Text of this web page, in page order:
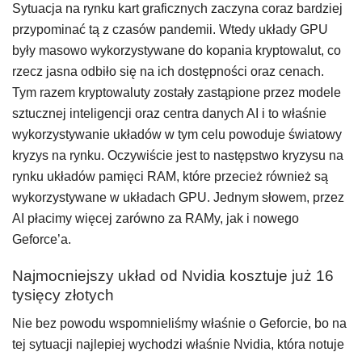
Sytuacja na rynku kart graficznych zaczyna coraz bardziej
przypominać tą z czasów pandemii. Wtedy układy GPU
były masowo wykorzystywane do kopania kryptowalut, co
rzecz jasna odbiło się na ich dostępności oraz cenach.
Tym razem kryptowaluty zostały zastąpione przez modele
sztucznej inteligencji oraz centra danych AI i to właśnie
wykorzystywanie układów w tym celu powoduje światowy
kryzys na rynku. Oczywiście jest to następstwo kryzysu na
rynku układów pamięci RAM, które przecież również są
wykorzystywane w układach GPU. Jednym słowem, przez
AI płacimy więcej zarówno za RAMy, jak i nowego
Geforce’a.
Najmocniejszy układ od Nvidia kosztuje już 16
tysięcy złotych
Nie bez powodu wspomnieliśmy właśnie o Geforcie, bo na
tej sytuacji najlepiej wychodzi właśnie Nvidia, która notuje